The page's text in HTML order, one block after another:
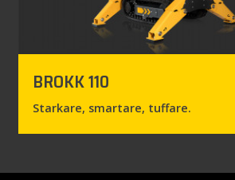
BROKK 110
Starkare, smartare, tuffare.